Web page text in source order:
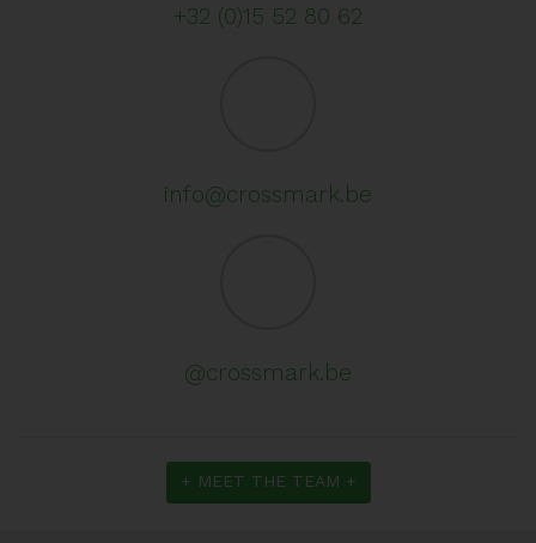
+32 (0)15 52 80 62
info@crossmark.be
@crossmark.be
+ MEET THE TEAM +